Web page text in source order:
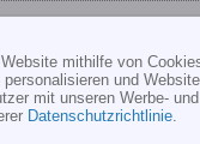
mithilfe von
und
mit unseren Werbe-
Datenschutzrichtlinie